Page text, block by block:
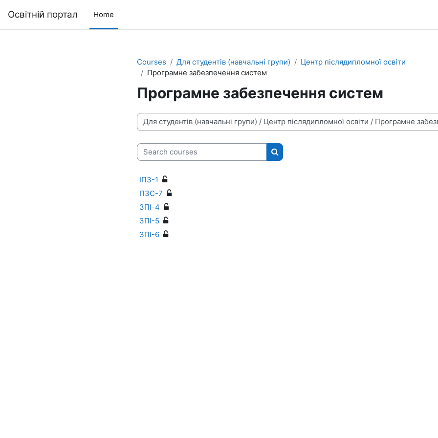
Освітній портал Home
Courses
Для студентів (навчальні групи)
Центр післядипломної освіти
Програмне забезпечення систем
Програмне забезпечення систем
Course categories
Search courses
Search courses
ІПЗ-1
ПЗС-7
ЗПІ-4
ЗПІ-5
ЗПІ-6